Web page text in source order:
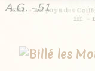
A.G. - 51